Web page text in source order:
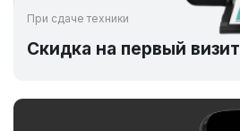
При сдаче техники
Скидка на первый визит